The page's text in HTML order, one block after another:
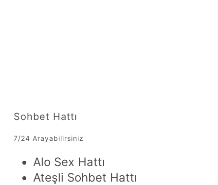
Sohbet Hattı
7/24 Arayabilirsiniz
Alo Sex Hattı
Ateşli Sohbet Hattı